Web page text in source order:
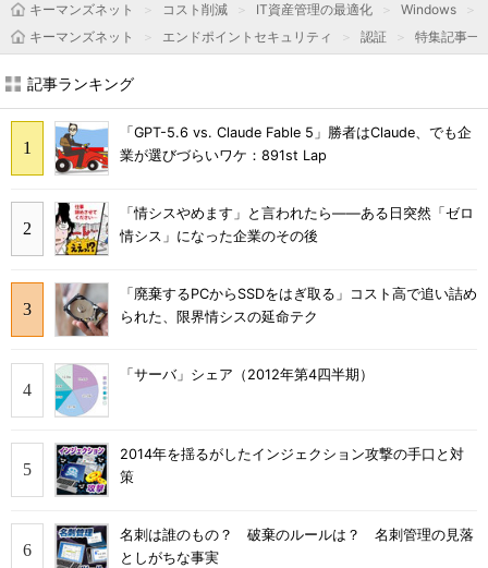
キーマンズネット コスト削減 IT資産管理の最適化 Windows
キーマンズネット
エンドポイントセキュリティ 認証 特集記事一
記事ランキング
「GPT-5.6 vs. Claude Fable 5」勝者はClaude、でも企
業が選びづらいワケ：891st Lap
「情シスやめます」と言われたら――ある日突然「ゼロ
情シス」になった企業のその後
「廃棄するPCからSSDをはぎ取る」コスト高で追い詰め
られた、限界情シスの延命テク
「サーバ」シェア（2012年第4四半期）
2014年を揺るがしたインジェクション攻撃の手口と対
策
名刺は誰のもの？ 破棄のルールは？ 名刺管理の見落
としがちな事実